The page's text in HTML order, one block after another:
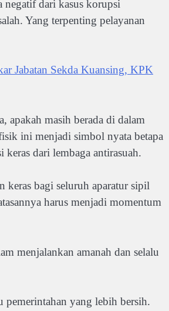
negatif dari kasus korupsi
Yang terpenting pelayanan
Jabatan Sekda Kuansing, KPK
masih berada di dalam
ini menjadi simbol nyata betapa
dari lembaga antirasuah.
keras bagi seluruh aparatur sipil
harus menjadi momentum
menjalankan amanah dan selalu
yang lebih bersih.